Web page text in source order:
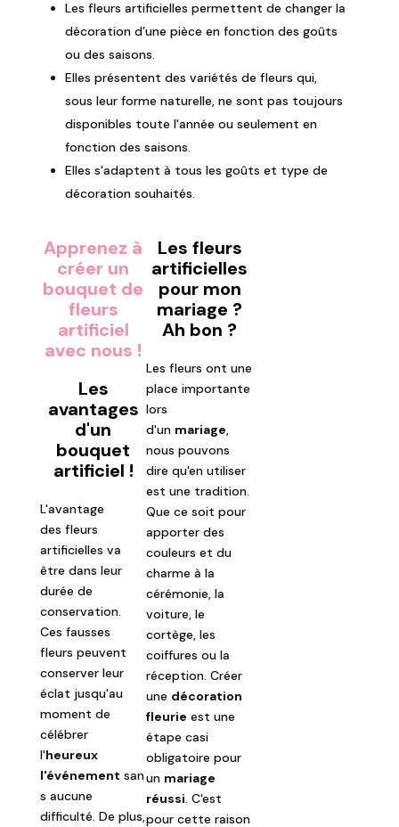
Les fleurs artificielles permettent de changer la
décoration d’une pièce en fonction des goûts
ou des saisons.
Elles présentent des variétés de fleurs qui,
sous leur forme naturelle, ne sont pas toujours
disponibles toute l'année ou seulement en
fonction des saisons.
Elles s'adaptent à tous les goûts et type de
décoration souhaités.
Apprenez à
créer un
bouquet de
fleurs
artificiel
avec nous !
Les
avantages
d'un
bouquet
artificiel !
L'avantage
des fleurs
artificielles va
être dans leur
durée de
conservation.
Ces fausses
fleurs peuvent
conserver leur
éclat jusqu'au
moment de
célébrer
l'heureux
l'événement san
s aucune
difficulté. De plus,
Les fleurs
artificielles
pour mon
mariage ?
Ah bon ?
Les fleurs ont une
place importante
lors
d'un mariage,
nous pouvons
dire qu'en utiliser
est une tradition.
Que ce soit pour
apporter des
couleurs et du
charme à la
cérémonie, la
voiture, le
cortège, les
coiffures ou la
réception. Créer
une décoration
fleurie est une
étape casi
obligatoire pour
un mariage
réussi. C'est
pour cette raison